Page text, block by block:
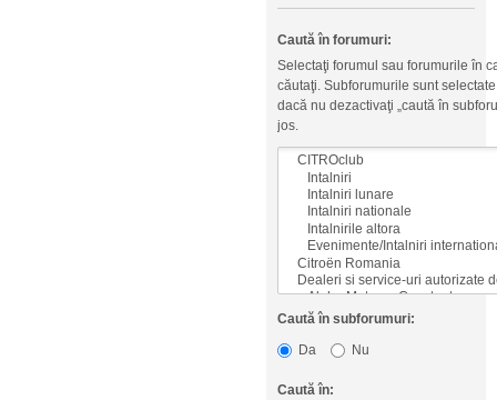
Caută în forumuri:
Selectaţi forumul sau forumurile în
căutaţi. Subforumurile sunt
dacă nu dezactivaţi „caută în
jos.
Caută în subforumuri:
Da
Nu
Caută în: